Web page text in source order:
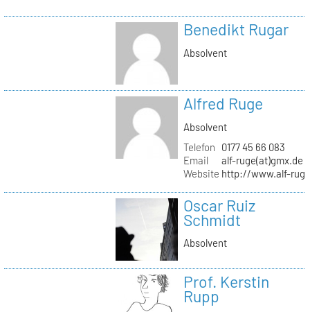
Benedikt Rugar
Absolvent
Alfred Ruge
Absolvent
Telefon
0177 45 66 083
Email
alf-ruge(at)gmx.de
Website http://www.alf-
Oscar Ruiz
Schmidt
Absolvent
Prof. Kerstin
Rupp